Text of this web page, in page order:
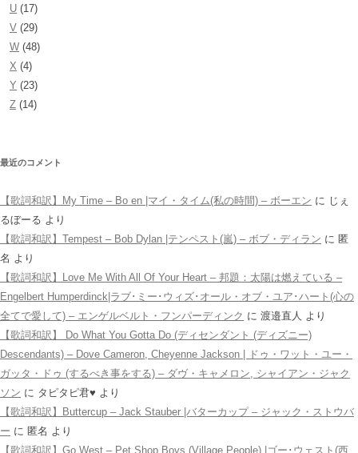
U (17)
V (29)
W (48)
X (4)
Y (23)
Z (14)
最近のコメント
【歌詞和訳】My Time – Bo en |マイ・タイム(私の時間) – ボーエン に じぇ
るぼーる より
【歌詞和訳】Tempest – Bob Dylan |テンペスト(嵐) – ボブ・ディラン に 匿
名 より
【歌詞和訳】Love Me With All Of Your Heart – 邦題：太陽は燃えている –
Engelbert Humperdinck|ラブ･ミー･ウィズ･オール・オブ・ユア･ハート(心の
全てで愛して) – エンゲルベルト・フンパーディンク に 渡邉直人 より
【歌詞和訳】 Do What You Gotta Do (ディセンダント (ディズニー)
Descendants) – Dove Cameron, Cheyenne Jackson | ドゥ・ワット・ユー・
ガッタ・ドゥ (するべき事をする) – ダヴ・キャメロン, シャイアン・ジャク
ソン に タピタピ君♥️ より
【歌詞和訳】Buttercup – Jack Stauber |バターカップ – ジャック・ストウバ
ー に 匿名 より
【歌詞和訳】Go West – Pet Shop Boys (Village People) |ゴー･ウェスト(西